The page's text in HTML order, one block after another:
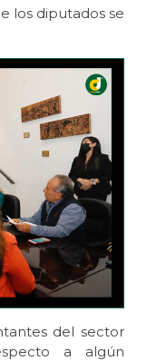
los diputados se
del sector
a algún